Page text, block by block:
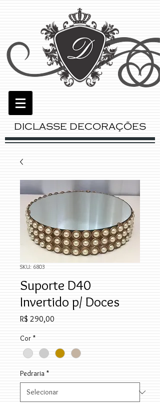
DICLASSE DECORAÇÕES
SKU: 6803
Suporte D40
Invertido p/ Doces
R$ 290,00
Cor *
Pedraria *